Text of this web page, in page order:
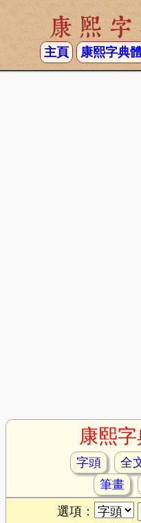
康熙
主頁 康熙字典
康熙
字頭 全
筆畫
選項：